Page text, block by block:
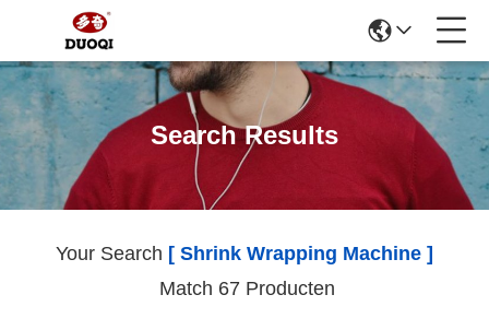
Search Results
Your Search [ Shrink Wrapping Machine ]
Match 67 Producten